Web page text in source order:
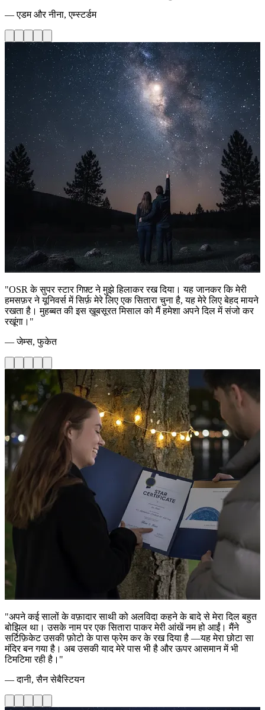
— एडम और नीना, एम्स्टर्डम
"OSR के सुपर स्टार गिफ़्ट ने मुझे हिलाकर रख दिया। यह जानकर कि मेरी
हमसफ़र ने यूनिवर्स में सिर्फ़ मेरे लिए एक सितारा चुना है, यह मेरे लिए बेहद मायने
रखता है। मुहब्बत की इस ख़ूबसूरत मिसाल को मैं हमेशा अपने दिल में संजो कर
रखूंगा।"
— जेम्स, फुकेत
"अपने कई सालों के वफ़ादार साथी को अलविदा कहने के बादे से मेरा दिल बहुत
बोझिल था। उसके नाम पर एक सितारा पाकर मेरी आंखें नम हो आईं। मैंने
सर्टिफ़िकेट उसकी फ़ोटो के पास फ्रेम कर के रख दिया है —यह मेरा छोटा सा
मंदिर बन गया है। अब उसकी याद मेरे पास भी है और ऊपर आसमान में भी
टिमटिमा रही है।"
— दानी, सैन सेबैस्टियन